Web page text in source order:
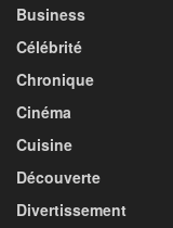
Business
Célébrité
Chronique
Cinéma
Cuisine
Découverte
Divertissement